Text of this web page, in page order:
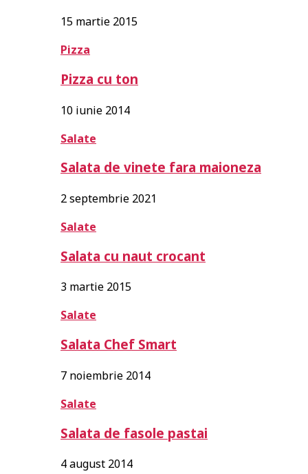
15 martie 2015
Pizza
Pizza cu ton
10 iunie 2014
Salate
Salata de vinete fara maioneza
2 septembrie 2021
Salate
Salata cu naut crocant
3 martie 2015
Salate
Salata Chef Smart
7 noiembrie 2014
Salate
Salata de fasole pastai
4 august 2014